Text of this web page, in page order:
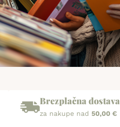
Brezplačna dostava
za nakupe nad 50,00 €